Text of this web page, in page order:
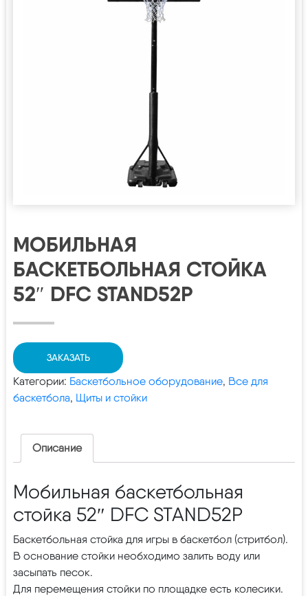
МОБИЛЬНАЯ
БАСКЕТБОЛЬНАЯ СТОЙКА
52″ DFC STAND52P
ЗАКАЗАТЬ
Категории: Баскетбольное оборудование, Все для
баскетбола, Щиты и стойки
Описание
Мобильная баскетбольная
стойка 52″ DFC STAND52P
Баскетбольная стойка для игры в баскетбол (стритбол).
В основание стойки необходимо залить воду или
засыпать песок.
Для перемещения стойки по площадке есть колесики.